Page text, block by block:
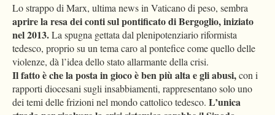
Lo strappo di Marx, ultima news in Vaticano di peso, sembra
aprire la resa dei conti sul pontificato di Bergoglio, iniziato
nel 2013.La spugna gettata dal plenipotenziario riformista
tedesco, proprio su un tema caro al pontefice come quello delle
violenze, dà l’idea dello stato allarmante della crisi.
Il fatto è che la posta in gioco è ben più alta e gli abusi,con i
rapporti diocesani sugli insabbiamenti, rappresentano solo uno
dei temi delle frizioni nel mondo cattolico tedesco. L’unica